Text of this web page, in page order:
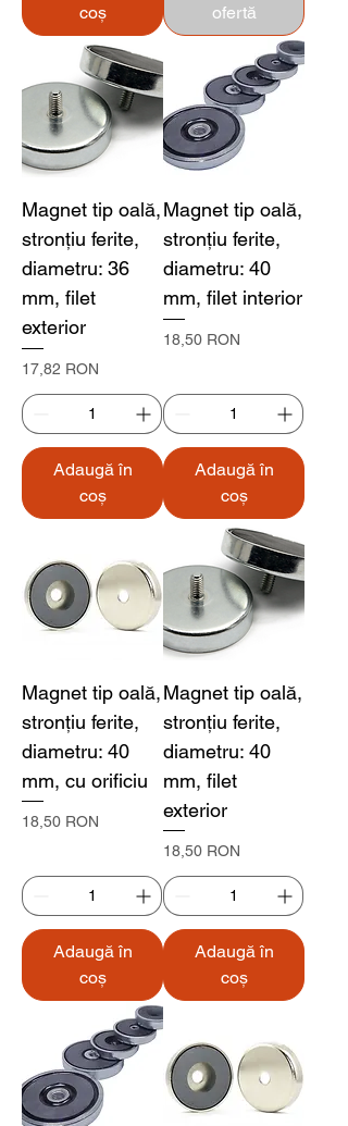
coș
ofertă
Magnet tip oală,
stronțiu ferite,
diametru: 36
mm, filet
exterior
Preț
17,82 RON
Adaugă în
coș
Magnet tip oală,
stronțiu ferite,
diametru: 40
mm, filet interior
Preț
18,50 RON
Adaugă în
coș
Magnet tip oală,
stronțiu ferite,
diametru: 40
mm, cu orificiu
Preț
18,50 RON
Adaugă în
coș
Magnet tip oală,
stronțiu ferite,
diametru: 40
mm, filet
exterior
Preț
18,50 RON
Adaugă în
coș